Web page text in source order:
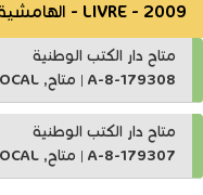
LIVRE - 2009 - الهامشية
متاح دار الكتب الوطنية
A-8-179308
| متاح, LOCAL
متاح دار الكتب الوطنية
A-8-179307
| متاح, LOCAL